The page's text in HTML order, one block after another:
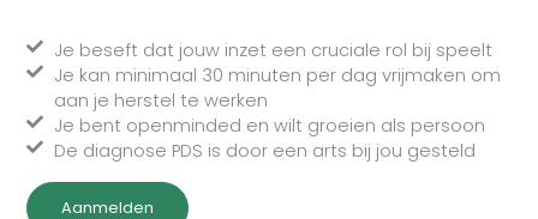
Je beseft dat jouw inzet een cruciale rol bij speelt
Je kan minimaal 30 minuten per dag vrijmaken om
aan je herstel te werken
Je bent openminded en wilt groeien als persoon
De diagnose PDS is door een arts bij jou gesteld
Aanmelden